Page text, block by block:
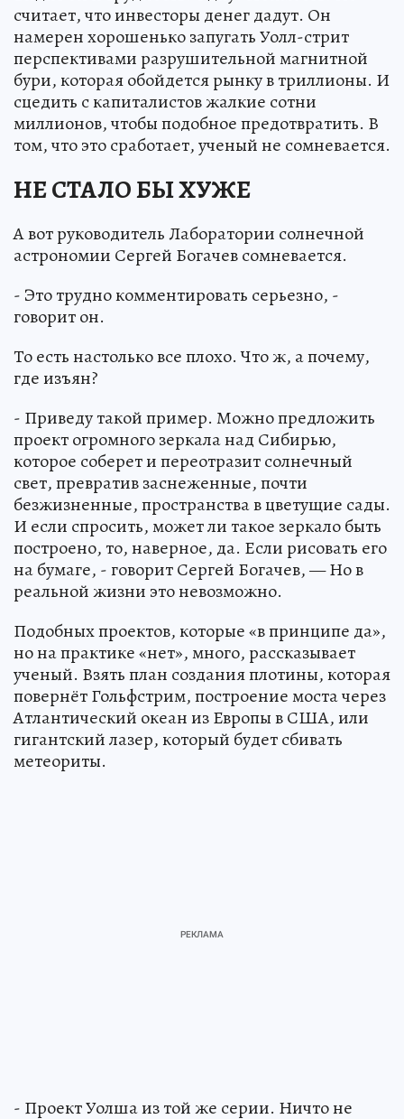
считает, что инвесторы денег дадут. Он
намерен хорошенько запугать Уолл-стрит
перспективами разрушительной магнитной
бури, которая обойдется рынку в триллионы. И
сцедить с капиталистов жалкие сотни
миллионов, чтобы подобное предотвратить. В
том, что это сработает, ученый не сомневается.
НЕ СТАЛО БЫ ХУЖЕ
А вот руководитель Лаборатории солнечной
астрономии Сергей Богачев сомневается.
- Это трудно комментировать серьезно, -
говорит он.
То есть настолько все плохо. Что ж, а почему,
где изъян?
- Приведу такой пример. Можно предложить
проект огромного зеркала над Сибирью,
которое соберет и переотразит солнечный
свет, превратив заснеженные, почти
безжизненные, пространства в цветущие сады.
И если спросить, может ли такое зеркало быть
построено, то, наверное, да. Если рисовать его
на бумаге, - говорит Сергей Богачев, — Но в
реальной жизни это невозможно.
Подобных проектов, которые «в принципе да»,
но на практике «нет», много, рассказывает
ученый. Взять план создания плотины, которая
повернёт Гольфстрим, построение моста через
Атлантический океан из Европы в США, или
гигантский лазер, который будет сбивать
метеориты.
- Проект Уолша из той же серии. Ничто не